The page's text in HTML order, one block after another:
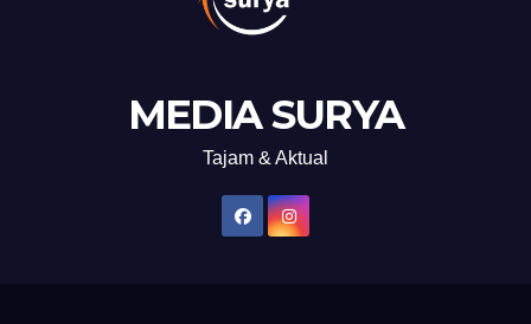
MEDIA SURYA
Tajam & Aktual